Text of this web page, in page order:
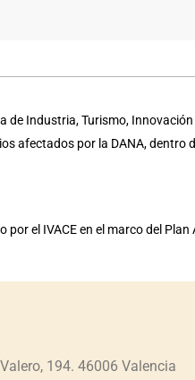
Industria, Turismo,
afectados por la DANA, dentro
el IVACE en el marco del Plan
194. 46006 Valencia